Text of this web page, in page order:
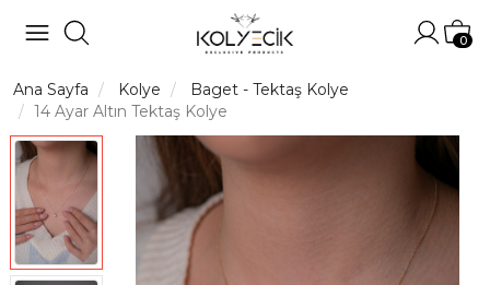
0
Ana Sayfa Kolye
Baget - Tektaş Kolye
14 Ayar Altın Tektaş Kolye